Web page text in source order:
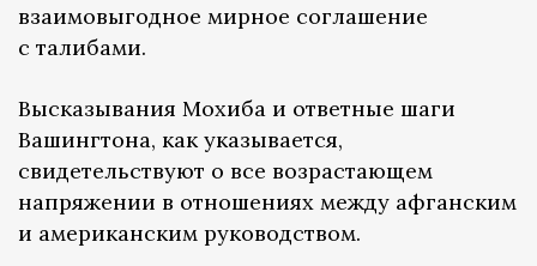
взаимовыгодное мирное соглашение
с талибами.
Высказывания Мохиба и ответные шаги
Вашингтона, как указывается,
свидетельствуют о все возрастающем
напряжении в отношениях между афганским
и американским руководством.